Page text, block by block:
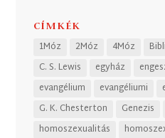
CÍMKÉK
1Móz 2Móz 4Móz
C. S. Lewis
egyház
evangélium
evangéliumi
G. K. Chesterton
Genezis
homoszexualitás